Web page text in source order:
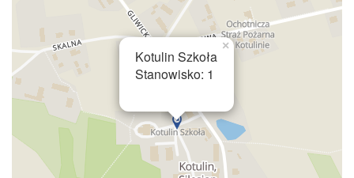
Kotulin Szkoła
Stanowisko: 1
×